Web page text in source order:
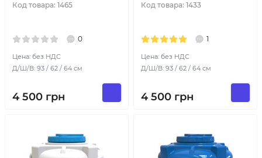
Код товара: 1465
0
Цена: без НДС
Д/Ш/В: 93 / 62 / 64 см
4 500 грн
Код товара: 1433
1
Цена: без НДС
Д/Ш/В: 93 / 62 / 64 см
4 500 грн